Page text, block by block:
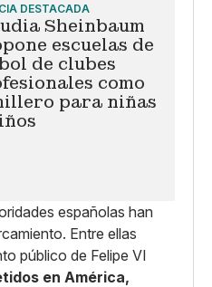
DESTACADA
Sheinbaum
escuelas de
de clubes
como
para niñas
españolas han
Entre ellas
público de Felipe VI
en América,